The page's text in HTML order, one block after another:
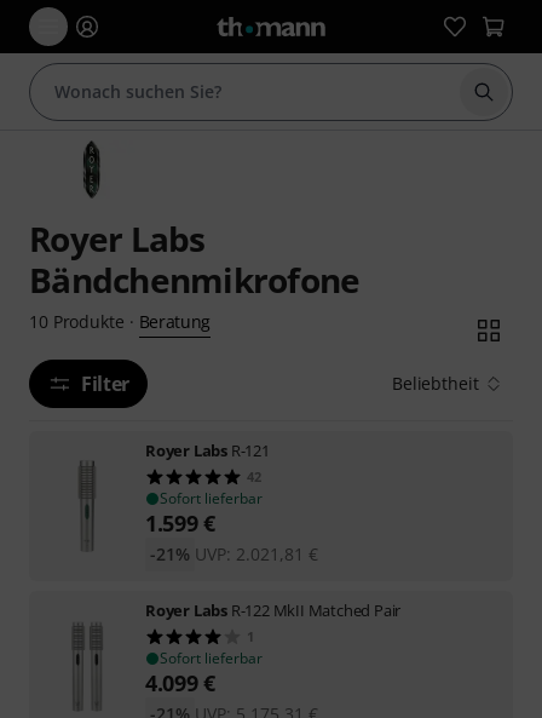
Suche
Royer Labs
Bändchenmikrofone
10 Produkte · Beratung
Filter Beliebtheit
Royer Labs R-121
42
Sofort lieferbar
1.599€
UVP: 2.021,81 €
-21%
Royer Labs R-122 MkII Matched Pair
1
Sofort lieferbar
4.099€
UVP: 5.175,31 €
-21%